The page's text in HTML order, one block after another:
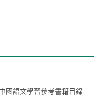
國語文學習參考書籍目錄